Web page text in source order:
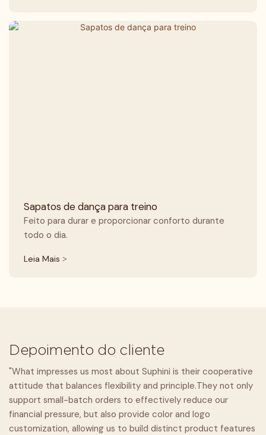
Sapatos de dança para treino
Feito para durar e proporcionar conforto durante
todo o dia.
Leia Mais >
Depoimento do cliente
"What impresses us most about Suphini is their cooperative
attitude that balances flexibility and principle.They not only
support small-batch orders to effectively reduce our
financial pressure, but also provide color and logo
customization, allowing us to build distinct product features